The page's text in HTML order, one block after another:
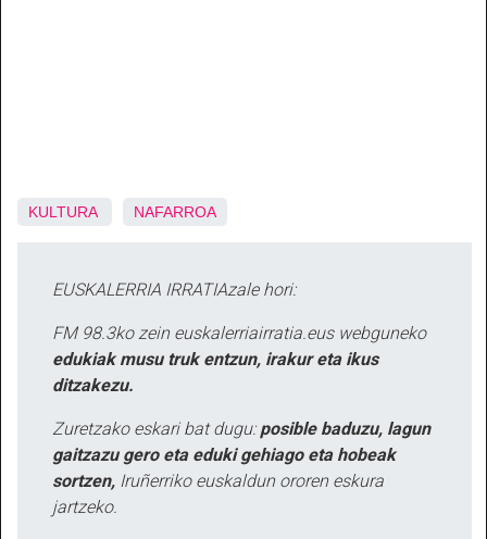
KULTURA NAFARROA
EUSKALERRIA IRRATIAzale hori:
FM 98.3ko zein euskalerriairratia.eus webguneko
edukiak musu truk entzun, irakur eta ikus
ditzakezu.
Zuretzako eskari bat dugu: posible baduzu, lagun
gaitzazu gero eta eduki gehiago eta hobeak
sortzen, Iruñerriko euskaldun ororen eskura
jartzeko.